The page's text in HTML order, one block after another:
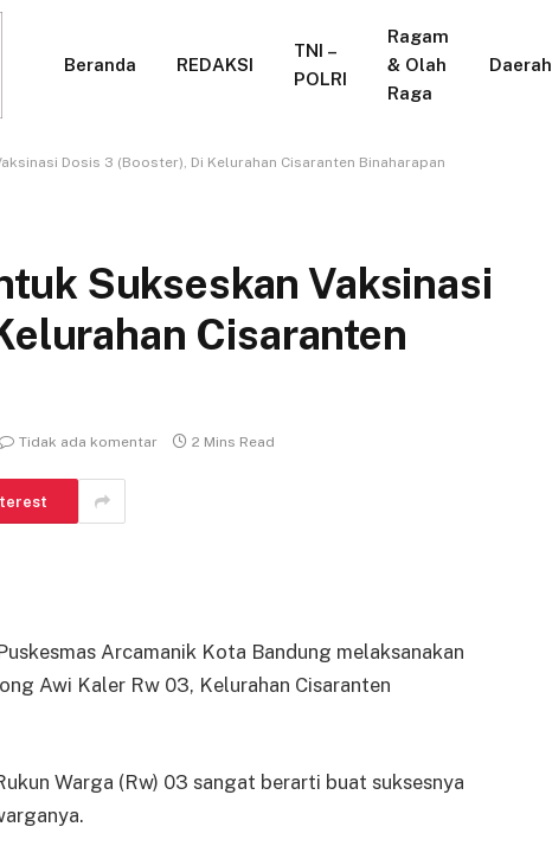
Beranda REDAKSI
TNI –
POLRI
Ragam
& Olah
Raga
Daerah
Dosis 3 (Booster), Di Kelurahan Cisaranten Binaharapan
Sukseskan Vaksinasi
Cisaranten
Tidak ada komentar 2 Mins Read
Arcamanik Kota Bandung melaksanakan
Awi Kaler Rw 03, Kelurahan Cisaranten
Warga (Rw) 03 sangat berarti buat suksesnya